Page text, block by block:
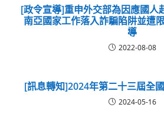
[政令宣導]重申外交部為因應國人
南亞國家工作落入詐騙陷阱並遭
導
2022-08-08
[訊息轉知]2024年第二十三屆全
2024-05-16